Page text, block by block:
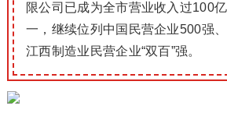
限公司已成为全市营业收入过100
一，继续位列中国民营企业500强
江西制造业民营企业“双百”强。